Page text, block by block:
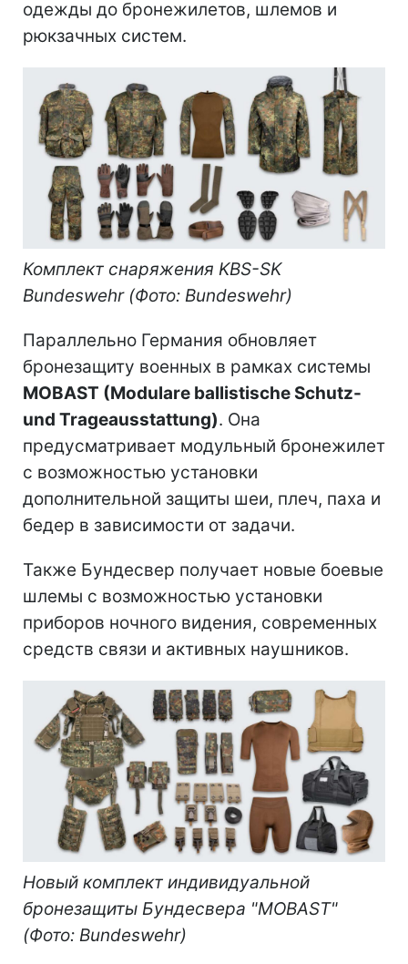
одежды до бронежилетов, шлемов и
рюкзачных систем.
Комплект снаряжения KBS-SK
Bundeswehr (Фото: Bundeswehr)
Параллельно Германия обновляет
бронезащиту военных в рамках системы
MOBAST (Modulare ballistische Schutz-
und Trageausstattung). Она
предусматривает модульный бронежилет
с возможностью установки
дополнительной защиты шеи, плеч, паха и
бедер в зависимости от задачи.
Также Бундесвер получает новые боевые
шлемы с возможностью установки
приборов ночного видения, современных
средств связи и активных наушников.
Новый комплект индивидуальной
бронезащиты Бундесвера "MOBAST"
(Фото: Bundeswehr)